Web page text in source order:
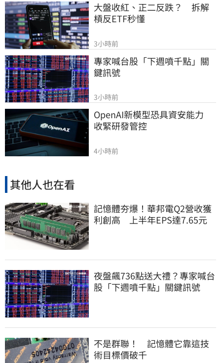
大盤收紅、正二反跌？　拆解
槓反ETF秒懂
3小時前
專家喊台股「下週噴千點」關
鍵訊號
3小時前
OpenAI新模型恐具資安能力
收緊研發管控
4小時前
其他人也在看
記憶體夯爆！華邦電Q2營收獲
利創高 上半年EPS達7.65元
夜盤飆736點送大禮？專家喊台
股「下週噴千點」關鍵訊號
不是群聯！ 記憶體它靠這技
術目標價破千